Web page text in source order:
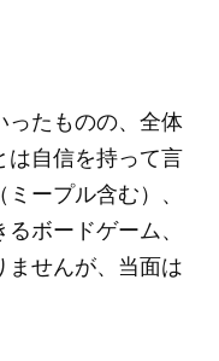
ったものの、全体
は自信を持って言
ープル含む）、
ボードゲーム、
ませんが、当面は